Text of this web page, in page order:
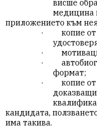
висше
медицина
приложението към
·
копие
·
·
формат;
·
копие
кандидата,
има такива.